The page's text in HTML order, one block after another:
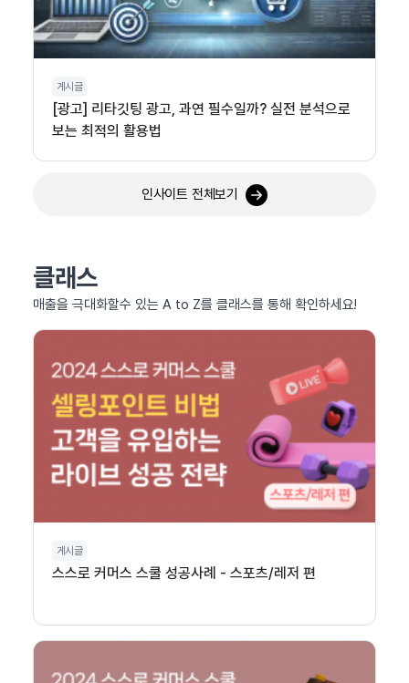
게시글
[광고] 리타깃팅 광고, 과연 필수일까? 실전 분석으로
보는 최적의 활용법
인사이트 전체보기
클래스
매출을 극대화할수 있는 A to Z를 클래스를 통해 확인하세요!
게시글
스스로 커머스 스쿨 성공사례 - 스포츠/레저 편